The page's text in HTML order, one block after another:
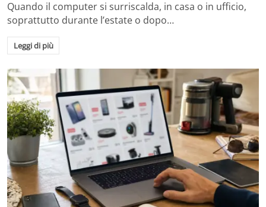
Quando il computer si surriscalda, in casa o in ufficio,
soprattutto durante l’estate o dopo…
Leggi di più